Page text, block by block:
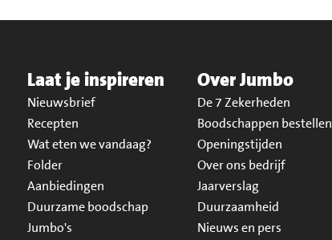
Laat je inspireren
Nieuwsbrief
Recepten
Wat eten we vandaag?
Folder
Aanbiedingen
Duurzame boodschap
Jumbo's
Over Jumbo
De 7 Zekerheden
Boodschappen bestellen
Openingstijden
Over ons bedrijf
Jaarverslag
Duurzaamheid
Nieuws en pers